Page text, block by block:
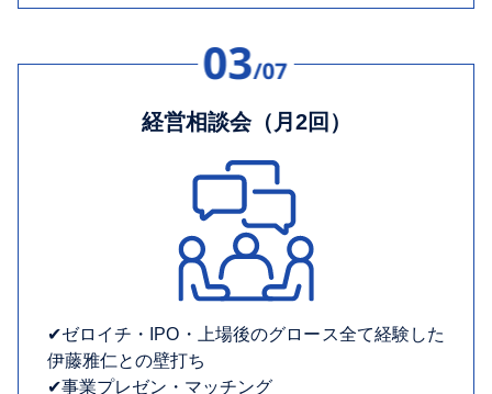
経営相談会（月2回）
✔︎ゼロイチ・IPO・上場後のグロース全て経験した
伊藤雅仁との壁打ち
✔︎事業プレゼン・マッチング